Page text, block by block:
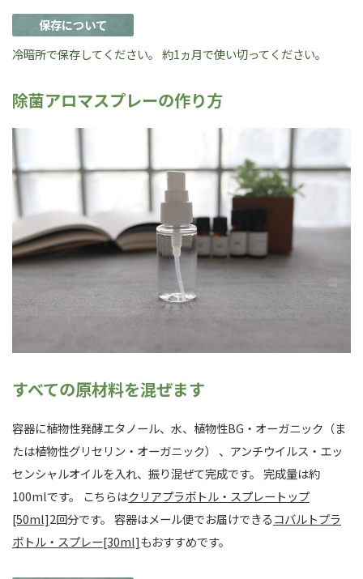
保存について
冷暗所で保存してください。 約1ヵ月で使い切ってください。
除菌アロマスプレーの作り方
すべての原材料を混ぜます
容器に植物性発酵エタノール、水、植物性BG・オーガニック（ま
たは植物性グリセリン・オーガニック） 、アンチウイルス・エッ
センシャルオイルを入れ、振り混ぜて完成です。 完成量は約
100mlです。 こちらはクリアプラボトル・スプレートップ
[50ml]2回分です。 容器はメール便でお届けできるコバルトプラ
ボトル・スプレー[30ml]もおすすめです。